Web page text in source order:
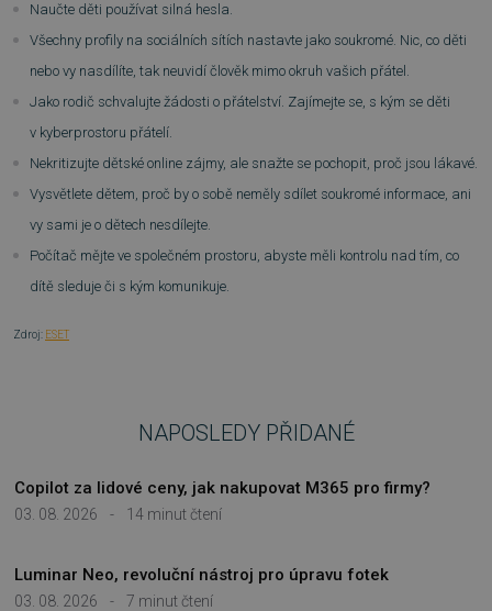
Naučte děti používat silná hesla.
Všechny profily na sociálních sítích nastavte jako soukromé. Nic, co děti
nebo vy nasdílíte, tak neuvidí člověk mimo okruh vašich přátel.
Jako rodič schvalujte žádosti o přátelství. Zajímejte se, s kým se děti
v kyberprostoru přátelí.
Nekritizujte dětské online zájmy, ale snažte se pochopit, proč jsou lákavé.
Vysvětlete dětem, proč by o sobě neměly sdílet soukromé informace, ani
vy sami je o dětech nesdílejte.
Počítač mějte ve společném prostoru, abyste měli kontrolu nad tím, co
dítě sleduje či s kým komunikuje.
Zdroj: ESET
NAPOSLEDY PŘIDANÉ
03. 08. 2026 - 14 minut čtení
Copilot za lidové ceny, jak nakupovat M365 pro firmy?
03. 08. 2026 - 7 minut čtení
Luminar Neo, revoluční nástroj pro úpravu fotek
SOUBORY CÍLENÍ
FUNKČNÍ SOUBORY
NEZAŘAZENÉ SOUBORY
Nezbytně nutné soubory
přihlášení uživatele a správa účtu. Webové
stránky nelze bez nezbytně nutných souborů
Název
Provider /